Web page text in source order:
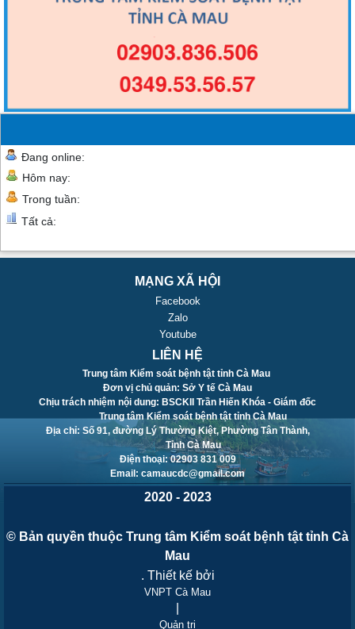
Đang online:
Hôm nay:
Trong tuần:
Tất cả:
MẠNG XÃ HỘI
Facebook
Zalo
Youtube
LIÊN HỆ
Trung tâm Kiểm soát bệnh tật tỉnh Cà Mau
Đơn vị chủ quản: Sở Y tế Cà Mau
Chịu trách nhiệm nội dung: BSCKII Trần Hiến Khóa - Giám đốc
Trung tâm Kiểm soát bệnh tật tỉnh Cà Mau
Địa chỉ: Số 91, đường Lý Thường Kiệt, Phường Tân Thành,
Tỉnh Cà Mau
Điện thoại: 02903 831 009
Email: camaucdc@gmail.com
2020 - 2023
© Bản quyền thuộc Trung tâm Kiểm soát bệnh tật tỉnh Cà
Mau
. Thiết kế bởi
VNPT Cà Mau
Quản trị